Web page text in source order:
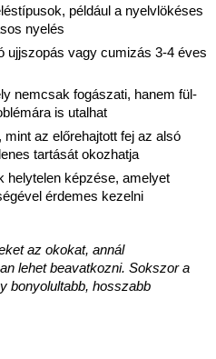
például a nyelvlökéses
nyelés
ujjszopás vagy cumizás 3-4 éves
nemcsak fogászati, hanem fül-
is utalhat
mint az előrehajtott fej az alsó
tartását okozhatja
helytelen képzése, amelyet
érdemes kezelni
az okokat, annál
lehet beavatkozni. Sokszor a
bonyolultabb, hosszabb